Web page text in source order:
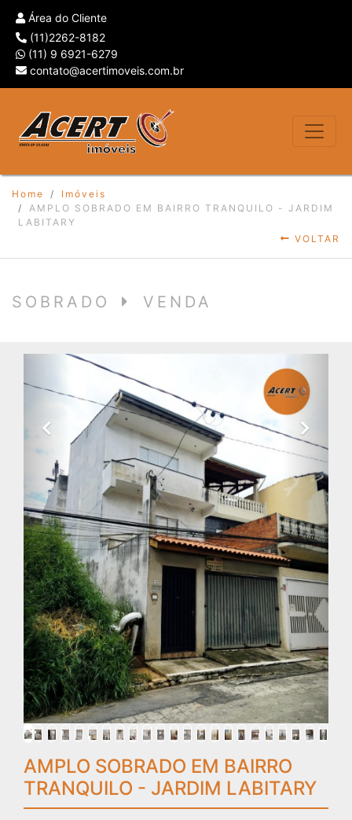
Área do Cliente
(11)2262-8182
(11) 9 6921-6279
contato@acertimoveis.com.br
Home
Imóveis
AMPLO SOBRADO EM BAIRRO TRANQUILO - JARDIM
LABITARY
VOLTAR
SOBRADO VENDA
AMPLO SOBRADO EM BAIRRO
TRANQUILO - JARDIM LABITARY